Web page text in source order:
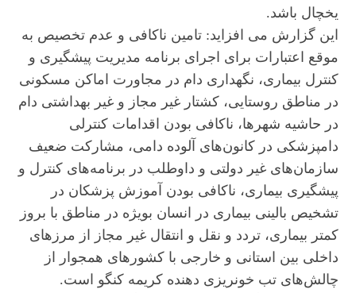
یخچال باشد.
این گزارش می افزاید: تامین ناکافی و عدم تخصیص به
موقع اعتبارات برای اجرای برنامه مدیریت پیشگیری و
کنترل بیماری، نگهداری دام در مجاورت اماکن مسکونی
در مناطق روستایی، کشتار غیر مجاز و غیر بهداشتی دام
در حاشیه شهرها، ناکافی بودن اقدامات کنترلی
دامپزشکی در کانون‌های آلوده دامی، مشارکت ضعیف
سازمان‌های غیر دولتی و داوطلب در برنامه‌های کنترل و
پیشگیری بیماری، ناکافی بودن آموزش پزشکان در
تشخیص بالینی بیماری در انسان بویژه در مناطق با بروز
کمتر بیماری، تردد و نقل و انتقال غیر مجاز از مرزهای
داخلی بین استانی و خارجی با کشورهای همجوار از
چالش‌های تب خونریزی دهنده کریمه کنگو است.